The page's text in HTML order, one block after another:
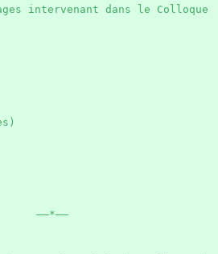
intervenant dans le Colloque
——*——